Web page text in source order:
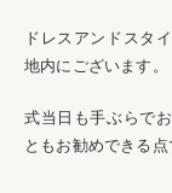
ドレスアンドスタ
地内にございます。
式当日も手ぶらで
ともお勧めできる点